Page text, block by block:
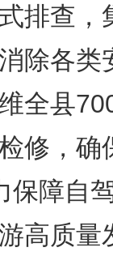
排查，
除各类
全县
修，确
保障自
高质量